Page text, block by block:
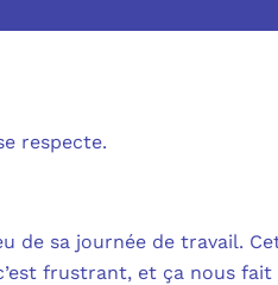
respecte.
de sa journée de travail.
frustrant, et ça nous
POWER AUTOMATE
VIRTUEL
UNIFIÉES
SOMMES NOUS ?